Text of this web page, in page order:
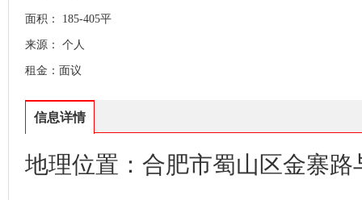
面积： 185-405平
来源： 个人
租金：面议
信息详情
地理位置：合肥市蜀山区金寨